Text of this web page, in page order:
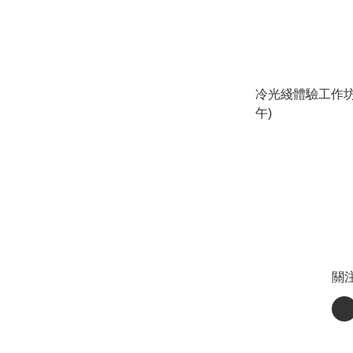
冷光綫體驗工作
午)
關